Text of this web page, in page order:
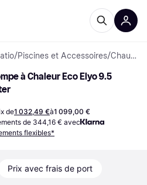
/Piscines et Accessoires/ Chauffage
à Chaleur Eco Elyo 9.5
de1 032,49 €à1 099,00 €
de 344,16 € avec
flexibles*
Prix avec frais de port